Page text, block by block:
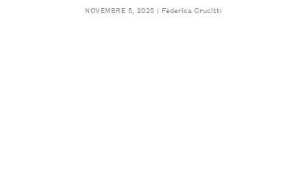
NOVEMBRE 5, 2025 Federica Crucitti